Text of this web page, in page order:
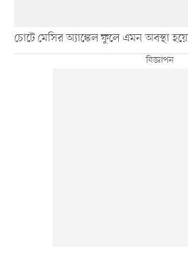
চোটে মেসির অ্যাঙ্কেল ফুলে এমন অবস্থা